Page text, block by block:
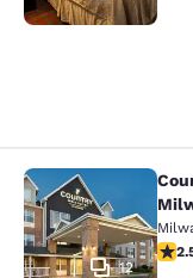
Country
12